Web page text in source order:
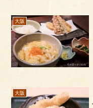
大阪
大阪